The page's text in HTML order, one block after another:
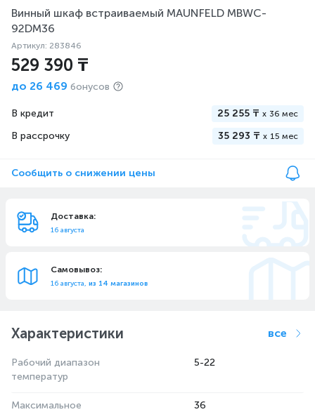
Винный шкаф встраиваемый MAUNFELD MBWC-
92DM36
Артикул: 283846
529 390 ₸
до 26 469 бонусов
В кредит 25 255 ₸ x 36 мес
В рассрочку 35 293 ₸ x 15 мес
Сообщить о снижении цены
Доставка:
16 августа
Самовывоз:
16 августа, из 14 магазинов
Характеристики все
Рабочий диапазон
температур
5-22
Максимальное
36